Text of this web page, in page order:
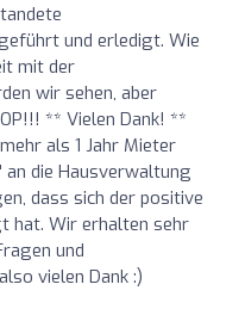
und erledigt. Wie
mit der
wir sehen, aber
** Vielen Dank! **
als 1 Jahr Mieter
an die Hausverwaltung
dass sich der positive
hat. Wir erhalten sehr
und
vielen Dank :)